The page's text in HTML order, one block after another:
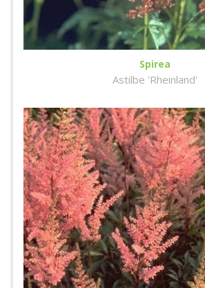
Spirea
Astilbe 'Rheinland'